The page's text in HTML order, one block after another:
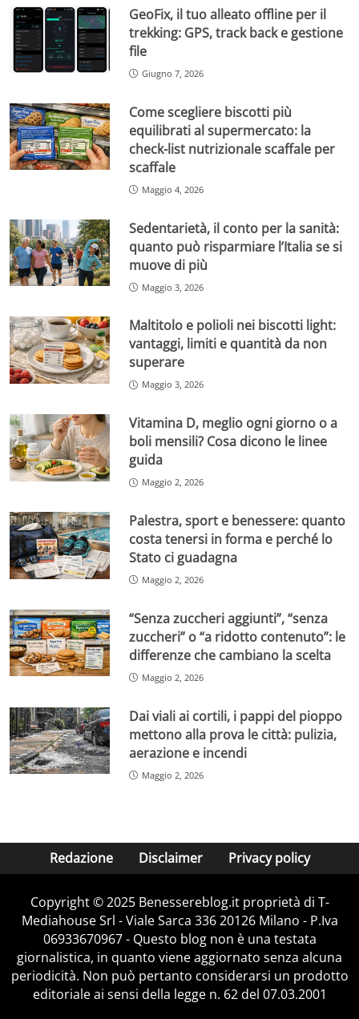
GeoFix, il tuo alleato offline per il
trekking: GPS, track back e gestione
file
Giugno 7, 2026
Come scegliere biscotti più
equilibrati al supermercato: la
check-list nutrizionale scaffale per
scaffale
Maggio 4, 2026
Sedentarietà, il conto per la sanità:
quanto può risparmiare l’Italia se si
muove di più
Maggio 3, 2026
Maltitolo e polioli nei biscotti light:
vantaggi, limiti e quantità da non
superare
Maggio 3, 2026
Vitamina D, meglio ogni giorno o a
boli mensili? Cosa dicono le linee
guida
Maggio 2, 2026
Palestra, sport e benessere: quanto
costa tenersi in forma e perché lo
Stato ci guadagna
Maggio 2, 2026
“Senza zuccheri aggiunti”, “senza
zuccheri” o “a ridotto contenuto”: le
differenze che cambiano la scelta
Maggio 2, 2026
Dai viali ai cortili, i pappi del pioppo
mettono alla prova le città: pulizia,
aerazione e incendi
Maggio 2, 2026
Redazione Disclaimer Privacy policy
Copyright © 2025 Benessereblog.it proprietà di T-
Mediahouse Srl - Viale Sarca 336 20126 Milano - P.Iva
06933670967 - Questo blog non è una testata
giornalistica, in quanto viene aggiornato senza alcuna
periodicità. Non può pertanto considerarsi un prodotto
editoriale ai sensi della legge n. 62 del 07.03.2001